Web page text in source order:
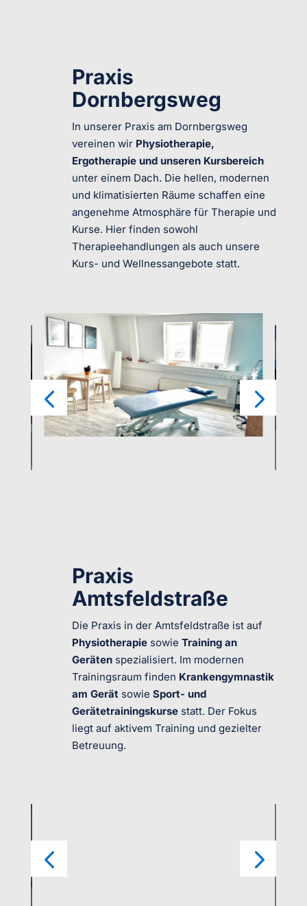
Praxis
Dornbergsweg
In unserer Praxis am Dornbergsweg
vereinen wir Physiotherapie,
Ergotherapie und unseren Kursbereich
unter einem Dach. Die hellen, modernen
und klimatisierten Räume schaffen eine
angenehme Atmosphäre für Therapie und
Kurse. Hier finden sowohl
Therapieehandlungen als auch unsere
Kurs- und Wellnessangebote statt.
Praxis
Amtsfeldstraße
Die Praxis in der Amtsfeldstraße ist auf
Physiotherapiesowie Training an
Gerätenspezialisiert. Im modernen
Trainingsraum finden Krankengymnastik
am Gerät sowie Sport- und
Gerätetrainingskursestatt. Der Fokus
liegt auf aktivem Training und gezielter
Betreuung.